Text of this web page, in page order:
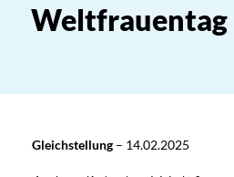
Weltfrauentag
Gleichstellung– 14.02.2025